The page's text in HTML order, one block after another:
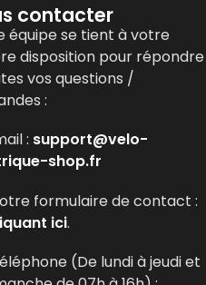
contacter
équipe se tient à votre
disposition pour répondre
vos questions /
:
: support@velo-
shop.fr
formulaire de contact :
ici.
(De lundi à jeudi et